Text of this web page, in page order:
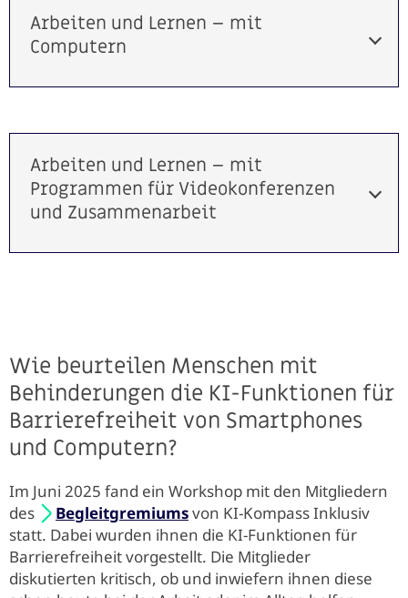
Arbeiten und Lernen – mit
Computern
Arbeiten und Lernen – mit
Programmen für Videokonferenzen
und Zusammenarbeit
Wie beurteilen Menschen mit
Behinderungen die KI-Funktionen für
Barrierefreiheit von Smartphones
und Computern?
Im Juni 2025 fand ein Workshop mit den Mitgliedern
des
Begleitgremiumsvon KI-Kompass Inklusiv
statt. Dabei wurden ihnen die KI-Funktionen für
Barrierefreiheit vorgestellt. Die Mitglieder
diskutierten kritisch, ob und inwiefern ihnen diese